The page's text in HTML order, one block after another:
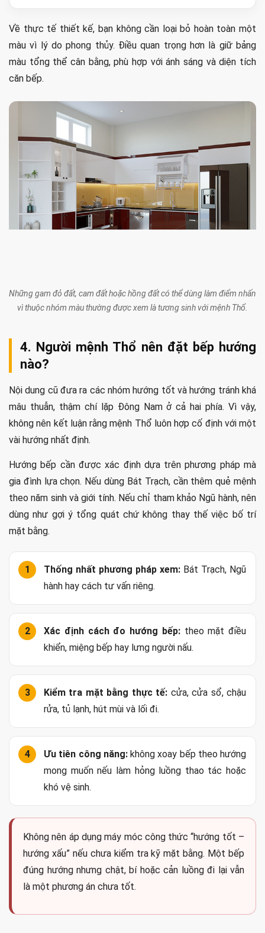
Về thực tế thiết kế, bạn không cần loại bỏ hoàn toàn một
màu vì lý do phong thủy. Điều quan trọng hơn là giữ bảng
màu tổng thể cân bằng, phù hợp với ánh sáng và diện tích
căn bếp.
Những gam đỏ đất, cam đất hoặc hồng đất có thể dùng làm điểm nhấn
vì thuộc nhóm màu thường được xem là tương sinh với mệnh Thổ.
4. Người mệnh Thổ nên đặt bếp hướng
nào?
Nội dung cũ đưa ra các nhóm hướng tốt và hướng tránh khá
mâu thuẫn, thậm chí lặp Đông Nam ở cả hai phía. Vì vậy,
không nên kết luận rằng mệnh Thổ luôn hợp cố định với một
vài hướng nhất định.
Hướng bếp cần được xác định dựa trên phương pháp mà
gia đình lựa chọn. Nếu dùng Bát Trạch, cần thêm quẻ mệnh
theo năm sinh và giới tính. Nếu chỉ tham khảo Ngũ hành, nên
dùng như gợi ý tổng quát chứ không thay thế việc bố trí
mặt bằng.
Thống nhất phương pháp xem: Bát Trạch, Ngũ
hành hay cách tư vấn riêng.
Xác định cách đo hướng bếp:theo mặt điều
khiển, miệng bếp hay lưng người nấu.
Kiểm tra mặt bằng thực tế: cửa, cửa sổ, chậu
rửa, tủ lạnh, hút mùi và lối đi.
Ưu tiên công năng:không xoay bếp theo hướng
mong muốn nếu làm hỏng luồng thao tác hoặc
khó vệ sinh.
Không nên áp dụng máy móc công thức “hướng tốt –
hướng xấu” nếu chưa kiểm tra kỹ mặt bằng. Một bếp
đúng hướng nhưng chật, bí hoặc cản luồng đi lại vẫn
là một phương án chưa tốt.